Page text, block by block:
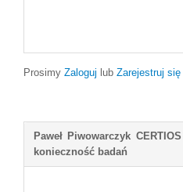
Prosimy Zaloguj lub Zarejestruj się